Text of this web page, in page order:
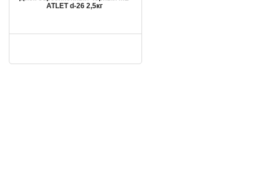
ATLET d-26 2,5кг